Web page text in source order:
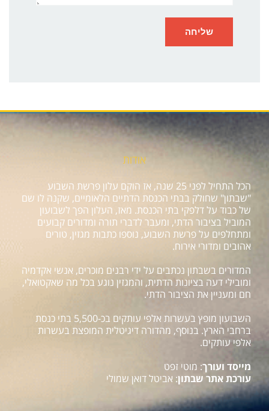
אודות
הכל התחיל לפני 25 שנה, אז הוקם עלון פרשת השבוע
"שבתון" שחולק בבתי הכנסת הדתיים הלאומיים, שקנה לו שם
של כבוד על דלפקי בתי הכנסת. מאז, העלון הפך לשבועון
המוביל בציבור הדתי, ומעבר לדברי תורה ומדורים קבועים
ומתחלפים על פרשת השבוע, נוספו כתבות מגזין, טורים
אהובים ומדורי אירוח.
המדורים בשבתון נכתבים על ידי רבנים מוכרים, אנשי אקדמיה
ומובילי דעה בציונות הדתית, והמגזין נוגע בכל מה שאקטואלי,
חם ומעניין את הציבור הדתי.
השבועון מופץ בעשרות אלפי עותקים בכ-5,500 בתי כנסת
ברחבי הארץ. בנוסף, מהדורה דיגיטלית המופצת בעשרות
אלפי עותקים.
מייסד ועורך: מוטי זפט
עורכת אתר שבתון: אביטל דואן שמולי